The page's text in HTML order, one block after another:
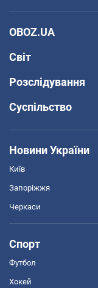
OBOZ.UA
Світ
Розслідування
Суспільство
Новини України
Київ
Запоріжжя
Черкаси
Спорт
Футбол
Хокей